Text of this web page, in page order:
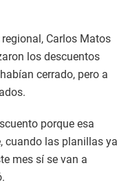
Carlos Matos
los descuentos
cerrado, pero a
porque esa
cuando las planillas ya
mes sí se van a